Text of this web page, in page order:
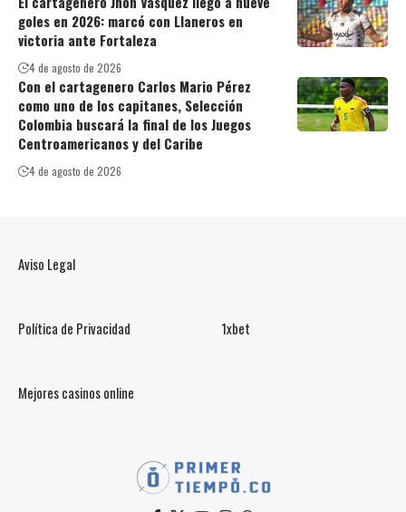
goles en 2026: marcó con Llaneros en
victoria ante Fortaleza
4 de agosto de 2026
Con el cartagenero Carlos Mario Pérez
como uno de los capitanes, Selección
Colombia buscará la final de los Juegos
Centroamericanos y del Caribe
4 de agosto de 2026
Aviso Legal
Política de Privacidad 1xbet
Mejores casinos online